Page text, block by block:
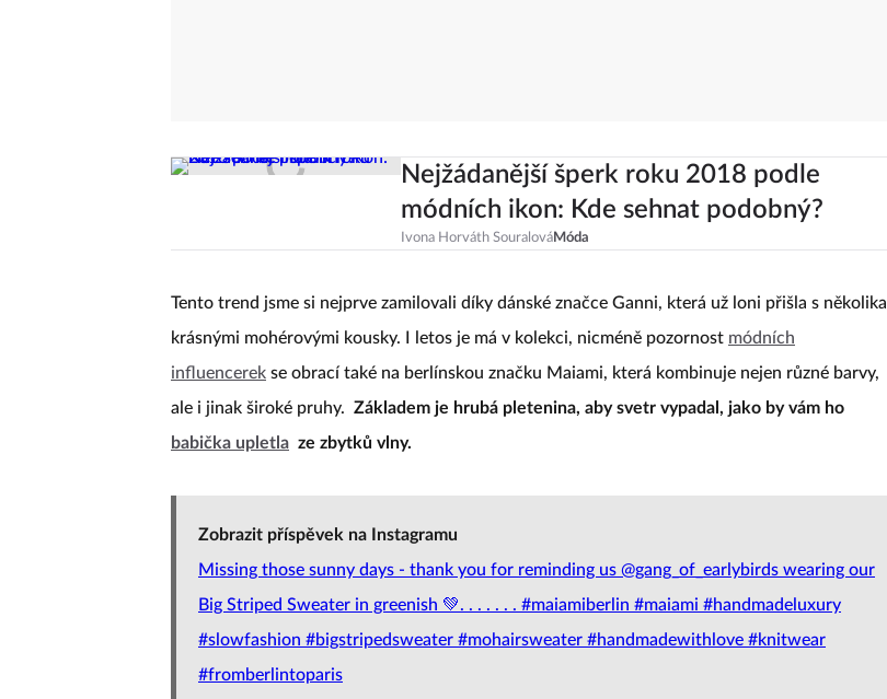
Nejžádanější šperk roku 2018 podle
módních ikon: Kde sehnat podobný?
Ivona Horváth SouralováMóda
Tento trend jsme si nejprve zamilovali díky dánské značce Ganni, která už loni přišla s několika
krásnými mohérovými kousky. I letos je má v kolekci, nicméně pozornost módních
influencerek se obrací také na berlínskou značku Maiami, která kombinuje nejen různé barvy,
ale i jinak široké pruhy. Základem je hrubá pletenina, aby svetr vypadal, jako by vám ho
babička upletla ze zbytků vlny.
Zobrazit příspěvek na Instagramu
Missing those sunny days - thank you for reminding us @gang_of_earlybirds wearing our
Big Striped Sweater in greenish 💚. . . . . . . #maiamiberlin #maiami #handmadeluxury
#slowfashion #bigstripedsweater #mohairsweater #handmadewithlove #knitwear
#fromberlintoparis